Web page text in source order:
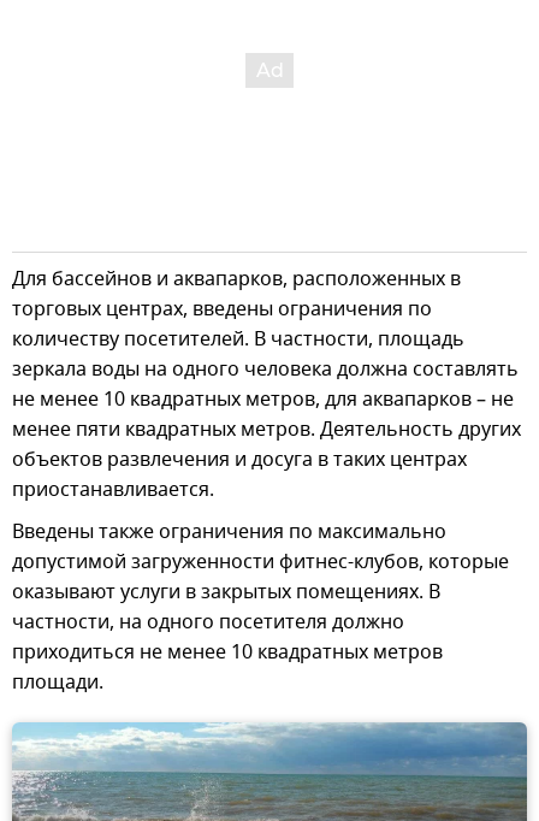
Для бассейнов и аквапарков, расположенных в
торговых центрах, введены ограничения по
количеству посетителей. В частности, площадь
зеркала воды на одного человека должна составлять
не менее 10 квадратных метров, для аквапарков – не
менее пяти квадратных метров. Деятельность других
объектов развлечения и досуга в таких центрах
приостанавливается.
Введены также ограничения по максимально
допустимой загруженности фитнес-клубов, которые
оказывают услуги в закрытых помещениях. В
частности, на одного посетителя должно
приходиться не менее 10 квадратных метров
площади.